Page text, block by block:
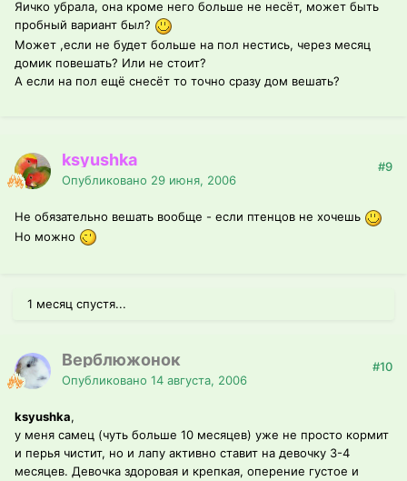
Яичко убрала, она кроме него больше не несёт, может быть
пробный вариант был?
Может ,если не будет больше на пол нестись, через месяц
домик повешать? Или не стоит?
А если на пол ещё снесёт то точно сразу дом вешать?
ksyushka
Опубликовано 29 июня, 2006
#9
Не обязательно вешать вообще - если птенцов не хочешь
Но можно
1 месяц спустя...
Верблюжонок
Опубликовано 14 августа, 2006
#10
ksyushka,
у меня самец (чуть больше 10 месяцев) уже не просто кормит
и перья чистит, но и лапу активно ставит на девочку 3-4
месяцев. Девочка здоровая и крепкая, оперение густое и